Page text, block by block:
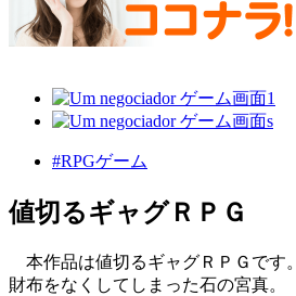
#RPGゲーム
値切るギャグＲＰＧ
本作品は値切るギャグＲＰＧです。
財布をなくしてしまった石の宮真。